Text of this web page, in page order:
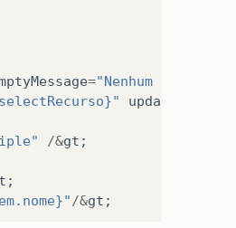
="Nenhum registro."
update
/&gt ;
;
/&gt ;